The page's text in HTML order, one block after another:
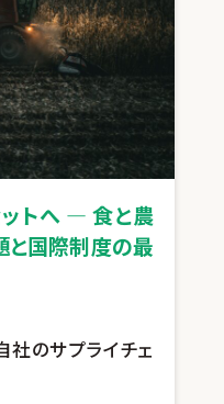
トへ ― 食と農
国際制度の最
社のサプライチェ